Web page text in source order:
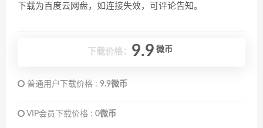
下载为百度云网盘，如连接失效，可评论告知。
下载价格： 9.9 微币
普通用户下载价格 : 9.9微币
VIP会员下载价格 : 0微币